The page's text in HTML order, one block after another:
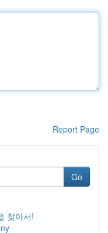
Report Page
Go
찾아서!